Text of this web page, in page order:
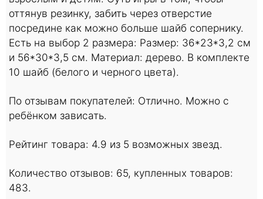
оттянув резинку, забить через отверстие
посредине как можно больше шайб сопернику.
Есть на выбор 2 размера: Размер: 36*23*3,2 см
и 56*30*3,5 см. Материал: дерево. В комплекте
10 шайб (белого и черного цвета).
По отзывам покупателей: Отлично. Можно с
ребёнком зависать.
Рейтинг товара: 4.9 из 5 возможных звезд.
Количество отзывов: 65, купленных товаров:
483.